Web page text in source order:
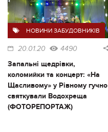
НОВИНИ ЗАБУДОВНИКІВ
20.01.20 4490
Запальні щедрівки,
коломийки та концерт: «На
Щасливому» у Рівному гучно
святкували Водохреща
(ФОТОРЕПОРТАЖ)